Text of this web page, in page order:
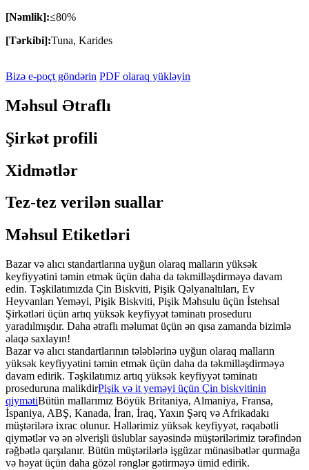
[Nəmlik]:≤80%
[Tərkibi]:Tuna, Karides
Bizə e-poçt göndərin PDF olaraq yükləyin
Məhsul Ətraflı
Şirkət profili
Xidmətlər
Tez-tez verilən suallar
Məhsul Etiketləri
Bazar və alıcı standartlarına uyğun olaraq malların yüksək
keyfiyyətini təmin etmək üçün daha da təkmilləşdirməyə davam
edin. Təşkilatımızda Çin Biskviti, Pişik Qəlyanaltıları, Ev
Heyvanları Yeməyi, Pişik Biskviti, Pişik Məhsulu üçün İstehsal
Şirkətləri üçün artıq yüksək keyfiyyət təminatı proseduru
yaradılmışdır. Daha ətraflı məlumat üçün ən qısa zamanda bizimlə
əlaqə saxlayın!
Bazar və alıcı standartlarının tələblərinə uyğun olaraq malların
yüksək keyfiyyətini təmin etmək üçün daha da təkmilləşdirməyə
davam edirik. Təşkilatımız artıq yüksək keyfiyyət təminatı
proseduruna malikdirPişik və it yeməyi üçün Çin biskvitinin
qiymətiBütün mallarımız Böyük Britaniya, Almaniya, Fransa,
İspaniya, ABŞ, Kanada, İran, İraq, Yaxın Şərq və Afrikadakı
müştərilərə ixrac olunur. Həllərimiz yüksək keyfiyyət, rəqabətli
qiymətlər və ən əlverişli üslublar sayəsində müştərilərimiz tərəfindən
rəğbətlə qarşılanır. Bütün müştərilərlə işgüzar münasibətlər qurmağa
və həyat üçün daha gözəl rənglər gətirməyə ümid edirik.